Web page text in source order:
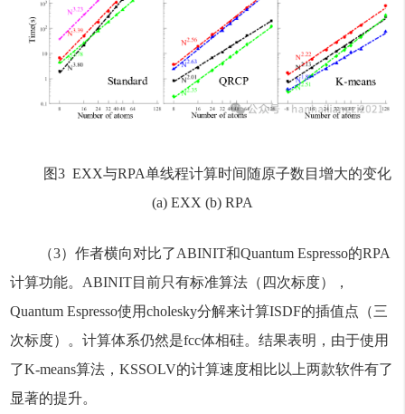
图3 EXX与RPA单线程计算时间随原子数目增大的变化
(a) EXX (b) RPA
（3）作者横向对比了ABINIT和Quantum Espresso的RPA
计算功能。ABINIT目前只有标准算法（四次标度），
Quantum Espresso使用cholesky分解来计算ISDF的插值点（三
次标度）。计算体系仍然是fcc体相硅。结果表明，由于使用
了K-means算法，KSSOLV的计算速度相比以上两款软件有了
显著的提升。